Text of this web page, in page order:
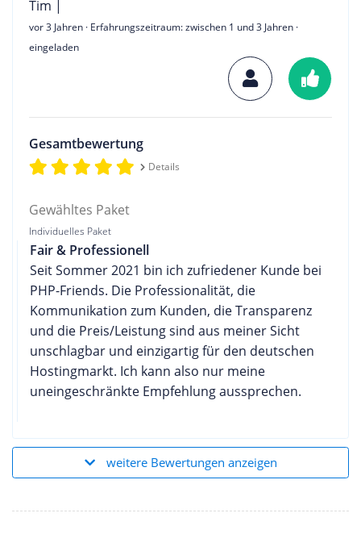
Tim |
vor 3 Jahren · Erfahrungszeitraum: zwischen 1 und 3 Jahren ·
eingeladen
Gesamtbewertung
Details
Gewähltes Paket
Individuelles Paket
Fair & Professionell
Seit Sommer 2021 bin ich zufriedener Kunde bei
PHP-Friends. Die Professionalität, die
Kommunikation zum Kunden, die Transparenz
und die Preis/Leistung sind aus meiner Sicht
unschlagbar und einzigartig für den deutschen
Hostingmarkt. Ich kann also nur meine
uneingeschränkte Empfehlung aussprechen.
weitere Bewertungen anzeigen